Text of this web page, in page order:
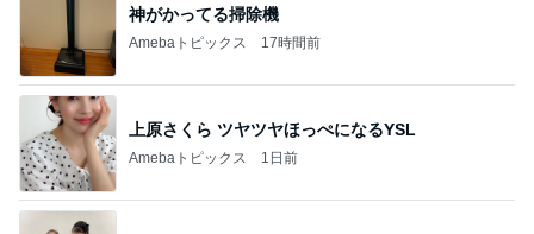
だいた 夫の好みで変えた味噌汁